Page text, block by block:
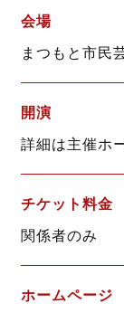
会場
まつもと市民
開演
詳細は主催ホ
チケット料金
関係者のみ
ホームページ